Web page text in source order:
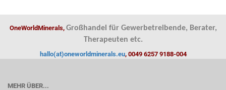
OneWorldMinerals, Großhandel für Gewerbetreibende, Berater,
Therapeuten etc.
hallo(at)oneworldminerals.eu, 0049 6257 9188-004
MEHR ÜBER...